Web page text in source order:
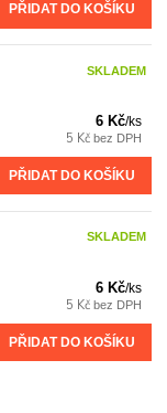
PŘIDAT DO KOŠÍKU
6 Kč/ks
5 Kč bez DPH
SKLADEM
PŘIDAT DO KOŠÍKU
6 Kč/ks
5 Kč bez DPH
SKLADEM
PŘIDAT DO KOŠÍKU